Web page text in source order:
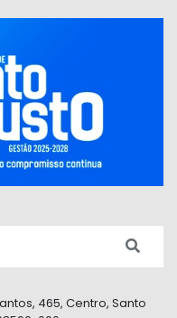
465, Centro, Santo